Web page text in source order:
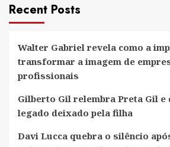
Recent Posts
Walter Gabriel revela como a
transformar a imagem de
profissionais
Gilberto Gil relembra Preta Gil e
legado deixado pela filha
Davi Lucca quebra o silêncio